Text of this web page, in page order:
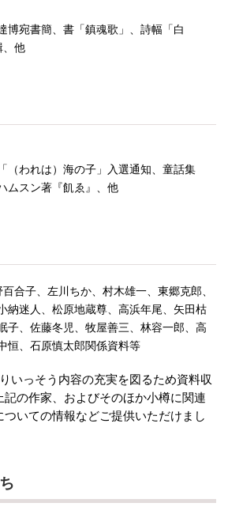
博宛書簡、書「鎮魂歌」、詩幅「白
、他
（われは）海の子」入選通知、童話集
ムスン著『飢ゑ』、他
合子、左川ちか、村木雄一、東郷克郎、
納迷人、松原地蔵尊、高浜年尾、矢田枯
子、佐藤冬児、牧屋善三、林容一郎、高
恒、石原慎太郎関係資料等
いっそう内容の充実を図るため資料収
の作家、およびそのほか小樽に関連
いての情報などご提供いただけまし